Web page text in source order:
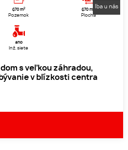
670 m2
Pozemok
670 m
Plocha
áno
Inž. siete
s veľkou záhradou,
v blízkosti centra
Iba u nás